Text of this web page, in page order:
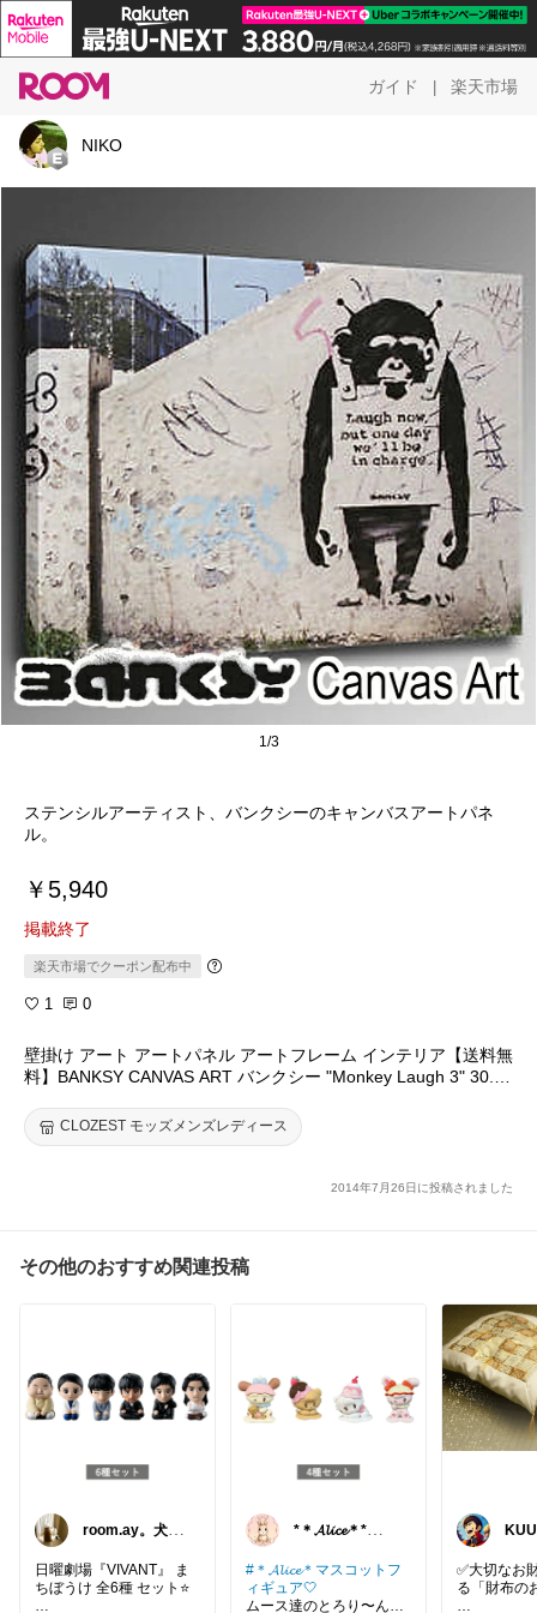
ガイド 楽天市場
NIKO
1/3
ステンシルアーティスト、バンクシーのキャンバスアートパネ
ル。
￥5,940
掲載終了
楽天市場でクーポン配布中
1 0
壁掛け アート アートパネル アートフレーム インテリア【送料無
料】BANKSY CANVAS ART バンクシー "Monkey Laugh 3" 30.5
ロンドン グラフィティアート 落書き bml330
CLOZEST モッズメンズレディース
2014年7月26日に投稿されました
その他のおすすめ関連投稿
room.ay。犬と
♡
日曜劇場『VIVANT』 ま
ちぼうけ 全6種 セット⭐️
*＊𝓐𝓵𝓲𝓬𝓮＊*🧸🎀
#＊𝓐𝓵𝓲𝓬𝓮＊マスコットフ
ィギュア🤍
ムース達のとろり〜んア
✅大切なお
る「財布の